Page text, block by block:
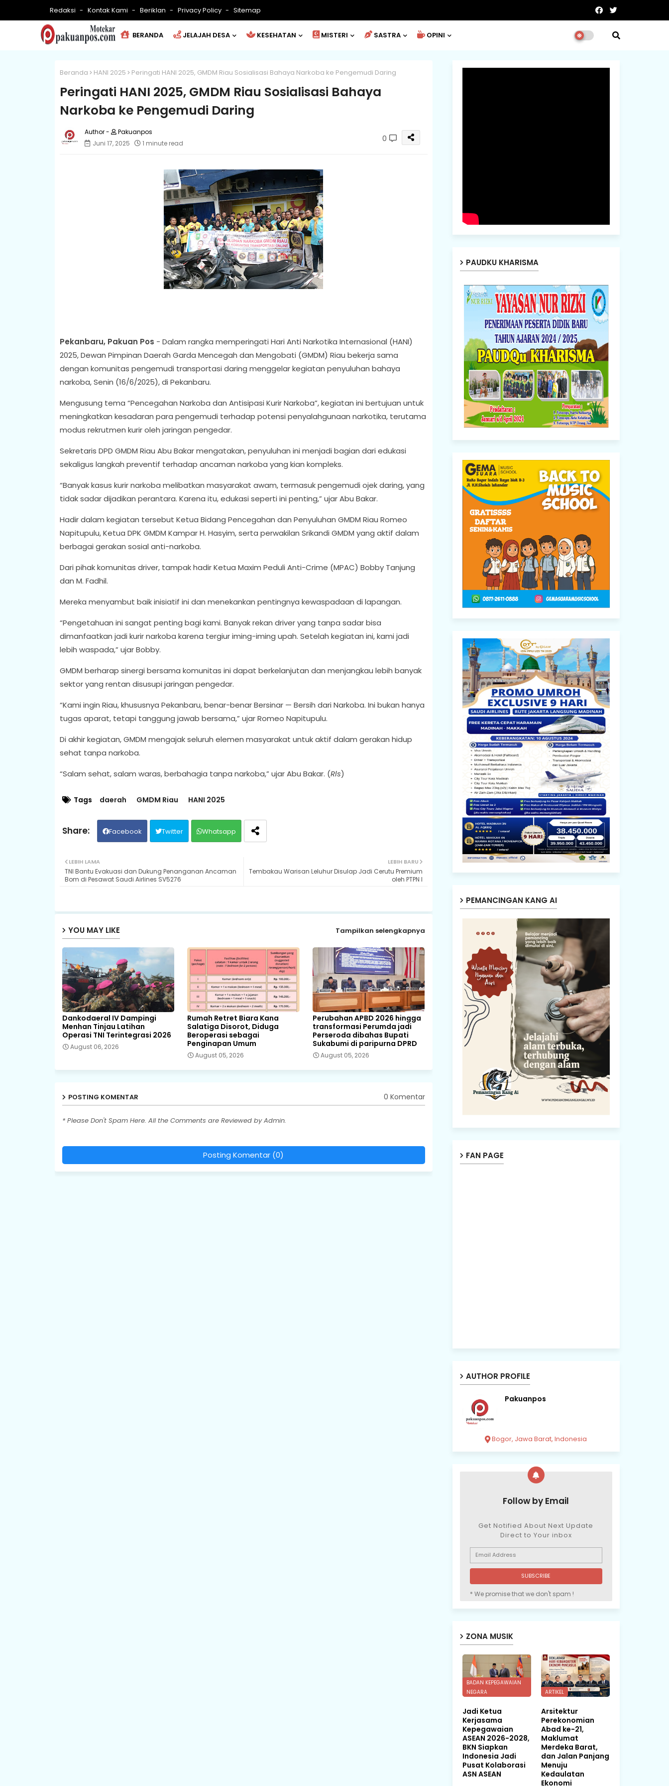
Redaksi Kontak Kami Beriklan Privacy Policy Sitemap
BERANDA JELAJAH DESA KESEHATAN MISTERI SASTRA OPINI
Beranda HANI 2025 Peringati HANI 2025, GMDM Riau Sosialisasi Bahaya Narkoba ke Pengemudi Daring
Peringati HANI 2025, GMDM Riau Sosialisasi Bahaya
Narkoba ke Pengemudi Daring
Pakuanpos
Juni 17, 2025
1 minute read 0
Pekanbaru, Pakuan Pos - Dalam rangka memperingati Hari Anti Narkotika Internasional (HANI)
2025, Dewan Pimpinan Daerah Garda Mencegah dan Mengobati (GMDM) Riau bekerja sama
dengan komunitas pengemudi transportasi daring menggelar kegiatan penyuluhan bahaya
narkoba, Senin (16/6/2025), di Pekanbaru.
Mengusung tema “Pencegahan Narkoba dan Antisipasi Kurir Narkoba”, kegiatan ini bertujuan untuk
meningkatkan kesadaran para pengemudi terhadap potensi penyalahgunaan narkotika, terutama
modus rekrutmen kurir oleh jaringan pengedar.
Sekretaris DPD GMDM Riau Abu Bakar mengatakan, penyuluhan ini menjadi bagian dari edukasi
sekaligus langkah preventif terhadap ancaman narkoba yang kian kompleks.
“Banyak kasus kurir narkoba melibatkan masyarakat awam, termasuk pengemudi ojek daring, yang
tidak sadar dijadikan perantara. Karena itu, edukasi seperti ini penting,” ujar Abu Bakar.
Hadir dalam kegiatan tersebut Ketua Bidang Pencegahan dan Penyuluhan GMDM Riau Romeo
Napitupulu, Ketua DPK GMDM Kampar H. Hasyim, serta perwakilan Srikandi GMDM yang aktif dalam
berbagai gerakan sosial anti-narkoba.
Dari pihak komunitas driver, tampak hadir Ketua Maxim Peduli Anti-Crime (MPAC) Bobby Tanjung
dan M. Fadhil.
Mereka menyambut baik inisiatif ini dan menekankan pentingnya kewaspadaan di lapangan.
“Pengetahuan ini sangat penting bagi kami. Banyak rekan driver yang tanpa sadar bisa
dimanfaatkan jadi kurir narkoba karena tergiur iming-iming upah. Setelah kegiatan ini, kami jadi
lebih waspada,” ujar Bobby.
GMDM berharap sinergi bersama komunitas ini dapat berkelanjutan dan menjangkau lebih banyak
sektor yang rentan disusupi jaringan pengedar.
“Kami ingin Riau, khususnya Pekanbaru, benar-benar Bersinar — Bersih dari Narkoba. Ini bukan hanya
tugas aparat, tetapi tanggung jawab bersama,” ujar Romeo Napitupulu.
Di akhir kegiatan, GMDM mengajak seluruh elemen masyarakat untuk aktif dalam gerakan hidup
sehat tanpa narkoba.
“Salam sehat, salam waras, berbahagia tanpa narkoba,” ujar Abu Bakar. (Rls)
Tags daerah GMDM Riau HANI 2025
Facebook Twitter Whatsapp
LEBIH BARU
Tembakau Warisan Leluhur Disulap Jadi Cerutu Premium
oleh PTPN I
LEBIH LAMA
TNI Bantu Evakuasi dan Dukung Penanganan Ancaman
Bom di Pesawat Saudi Airlines SV5276
YOU MAY LIKE Tampilkan selengkapnya
Dankodaeral IV Dampingi
Menhan Tinjau Latihan
Operasi TNI Terintegrasi 2026
August 06, 2026
Rumah Retret Biara Kana
Salatiga Disorot, Diduga
Beroperasi sebagai
Penginapan Umum
August 05, 2026
Perubahan APBD 2026 hingga
transformasi Perumda jadi
Perseroda dibahas Bupati
Sukabumi di paripurna DPRD
August 05, 2026
POSTING KOMENTAR 0 Komentar
* Please Don't Spam Here. All the Comments are Reviewed by Admin.
Posting Komentar (0)
PAUDKU KHARISMA
PEMANCINGAN KANG AI
FAN PAGE
AUTHOR PROFILE
Pakuanpos
Bogor, Jawa Barat, Indonesia
Follow by Email
Get Notified About Next Update
Direct to Your inbox
* We promise that we don't spam !
ZONA MUSIK
BADAN KEPEGAWAIAN
NEGARA
Jadi Ketua
Kerjasama
Kepegawaian
ASEAN 2026-2028,
BKN Siapkan
Indonesia Jadi
Pusat Kolaborasi
ASN ASEAN
ARTIKEL
Arsitektur
Perekonomian
Abad ke-21,
Maklumat
Merdeka Barat,
dan Jalan Panjang
Menuju
Kedaulatan
Ekonomi